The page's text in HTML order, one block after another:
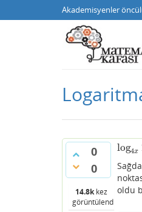
Akademisyenler
0
0
14.8kkez
görüntülendi
log4x
log4x
oldu